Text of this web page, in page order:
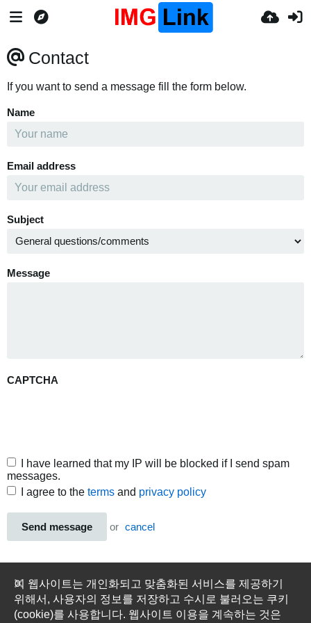
Contact
If you want to send a message fill the form below.
Name
Email address
Subject
Message
CAPTCHA
I have learned that my IP will be blocked if I send spam
messages.
I agree to the terms and privacy policy
Send message or cancel
이 웹사이트는 개인화되고 맞춤화된 서비스를 제공하기
위해서, 사용자의 정보를 저장하고 수시로 불러오는 쿠키
(cookie)를 사용합니다. 웹사이트 이용을 계속하는 것은